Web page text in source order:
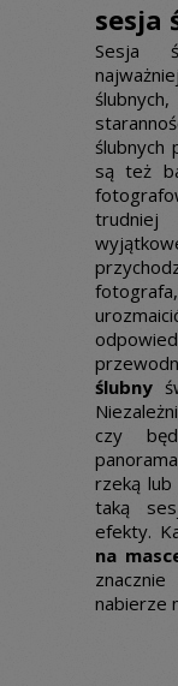
sesja
Sesja
ślubnych
są też
ślubny
czy
rzeką lub
taką
efekty.
na
nabierze